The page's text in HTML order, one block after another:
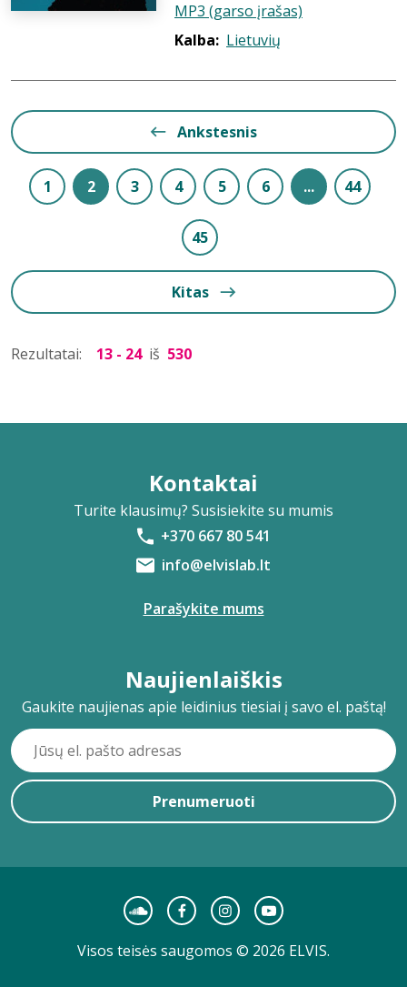
MP3 (garso įrašas)
Kalba: Lietuvių
Ankstesnis
1 2 3 4 5 6 ... 44
45
Kitas
Rezultatai: 13 - 24 iš 530
Kontaktai
Turite klausimų? Susisiekite su mumis
+370 667 80 541
info@elvislab.lt
Parašykite mums
Naujienlaiškis
Gaukite naujienas apie leidinius tiesiai į savo el. paštą!
Prenumeruoti
Visos teisės saugomos © 2026 ELVIS.